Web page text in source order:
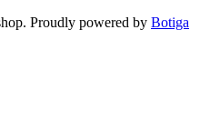
Proudly powered by Botiga